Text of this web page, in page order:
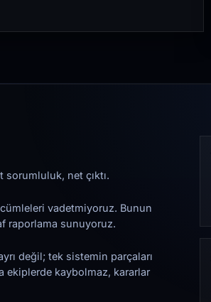
sorumluluk, net çıktı.
vadetmiyoruz. Bunun
raporlama sunuyoruz.
değil; tek sistemin parçaları
ekiplerde kaybolmaz, kararlar